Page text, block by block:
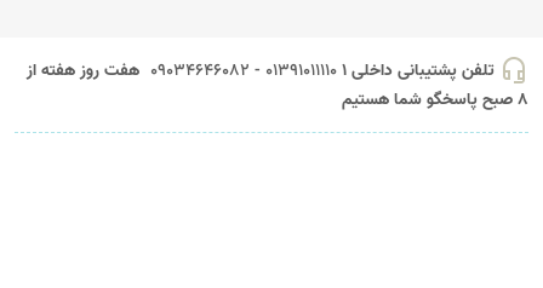
headset_mic تلفن پشتیبانی داخلی 1 01391011110 - 09034646082
هفت روز هفته از
8 صبح پاسخگو شما هستیم